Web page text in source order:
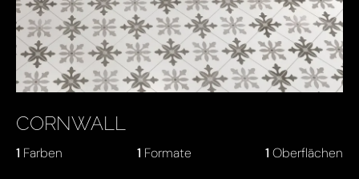
CORNWALL
1 Farben 1 Formate 1 Oberflächen